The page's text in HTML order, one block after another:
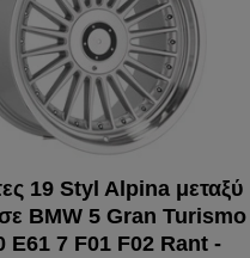
19 Styl Alpina μεταξύ
BMW 5 Gran Turismo
E61 7 F01 F02 Rant -